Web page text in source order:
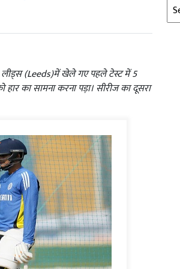
(Leeds)में खेले गए पहले टेस्ट में 5
का सामना करना पड़ा। सीरीज का दूसरा